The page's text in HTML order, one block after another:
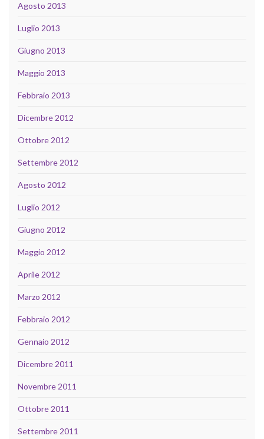
Agosto 2013
Luglio 2013
Giugno 2013
Maggio 2013
Febbraio 2013
Dicembre 2012
Ottobre 2012
Settembre 2012
Agosto 2012
Luglio 2012
Giugno 2012
Maggio 2012
Aprile 2012
Marzo 2012
Febbraio 2012
Gennaio 2012
Dicembre 2011
Novembre 2011
Ottobre 2011
Settembre 2011